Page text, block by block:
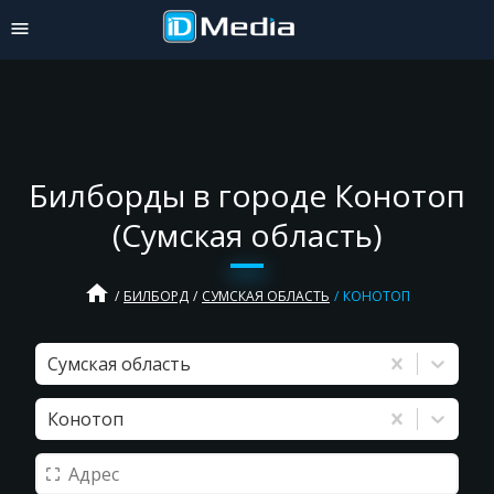
Билборды в городе Конотоп
(Сумская область)
home БИЛБОРД СУМСКАЯ ОБЛАСТЬ КОНОТОП
Сумская область
Конотоп